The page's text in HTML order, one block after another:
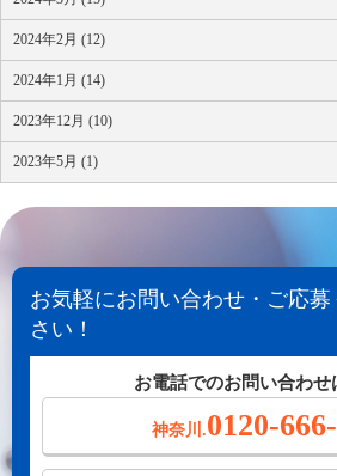
2024年2月 (12)
2024年1月 (14)
2023年12月 (10)
2023年5月 (1)
お気軽にお問い合わせ・ご応募
さい！
お電話でのお問い合わせ
神奈川.0120-